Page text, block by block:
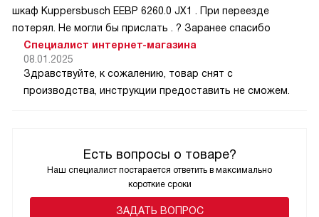
Есть вопросы о товаре?
Наш специалист постарается ответить в максимально
короткие сроки
ЗАДАТЬ ВОПРОС
шкаф Kuppersbusch EEBP 6260.0 JX1 . При переезде
потерял. Не могли бы прислать . ? Заранее спасибо
Специалист интернет-магазина
08.01.2025
Здравствуйте, к сожалению, товар снят с
производства, инструкции предоставить не сможем.